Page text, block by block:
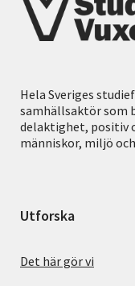
Hela Sveriges
samhällsaktör som
delaktighet, positiv
människor, miljö
Utforska
Det här gör vi